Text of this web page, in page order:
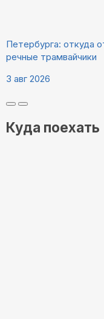
Петербурга: откуда
речные трамвайчики
3 авг 2026
Куда поехать